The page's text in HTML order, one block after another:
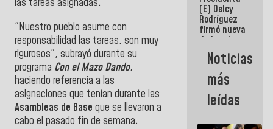
las tareas asignadas.
"Nuestro pueblo asume con
responsabilidad las tareas, son muy
rigurosos", subrayó durante su
programa Con el Mazo Dando,
haciendo referencia a las
asignaciones que tenían durante las
Asambleas de Base que se llevaron a
cabo el pasado fin de semana.
(E) Delcy
Rodríguez
firmó nueva
de Ley de
Arrendamiento
aprobada
por la AN
Noticias
más
leídas